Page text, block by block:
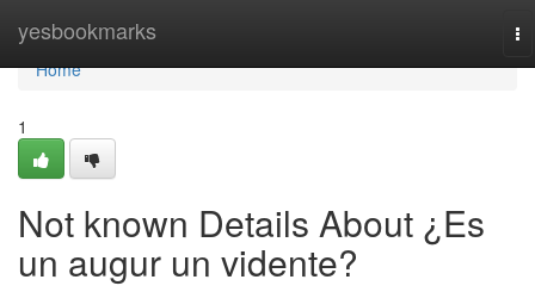
yesbookmarks
Home
Home
1
Not known Details About ¿Es
un augur un vidente?